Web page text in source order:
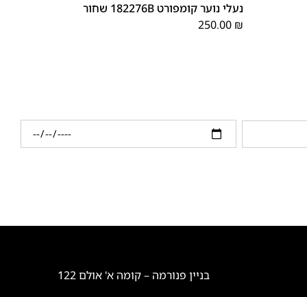
נעלי נוער קומפורט 182276B שחור
250.00 ₪
בניין פנורמה – קומה א' אולם 122